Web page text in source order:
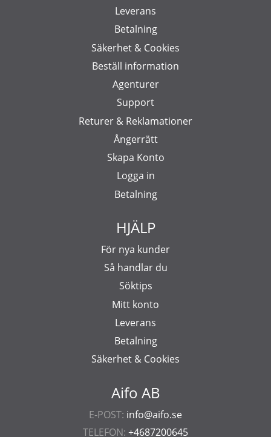
Aifo AB
E-POST: info@aifo.se
TELEFON: +4687200645
Leverans
Betalning
Säkerhet & Cookies
Beställ information
Agenturer
Support
Returer & Reklamationer
Ångerrätt
Skapa Konto
Logga in
Betalning
HJÄLP
För nya kunder
Så handlar du
Söktips
Mitt konto
Leverans
Betalning
Säkerhet & Cookies